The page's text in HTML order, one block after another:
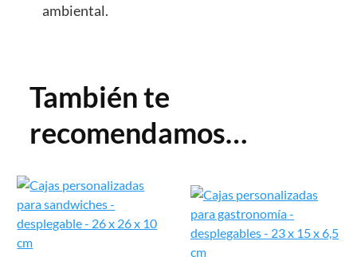
ambiental.
También te
recomendamos…